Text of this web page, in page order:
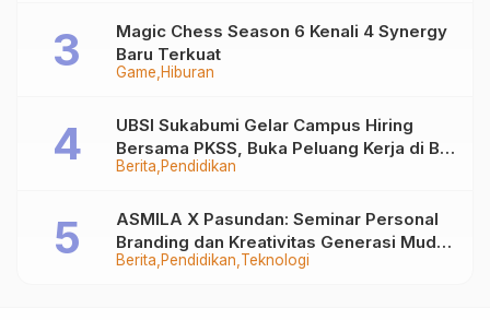
Game Hiburan
Magic Chess Season 6 Kenali 4 Synergy
Baru Terkuat
Berita Pendidikan
UBSI Sukabumi Gelar Campus Hiring
Bersama PKSS, Buka Peluang Kerja di BRI
Group
Berita Pendidikan Teknologi
ASMILA X Pasundan: Seminar Personal
Branding dan Kreativitas Generasi Muda
Bersama SDKF